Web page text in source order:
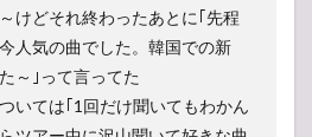
けどそれ終わったあとに｢先程
人気の曲でした。韓国での新
～｣って言ってた
いては｢1回だけ聞いてもわかん